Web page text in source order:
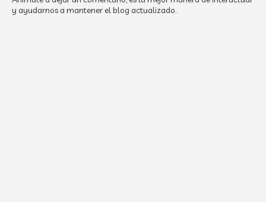
y ayudarnos a mantener el blog actualizado.